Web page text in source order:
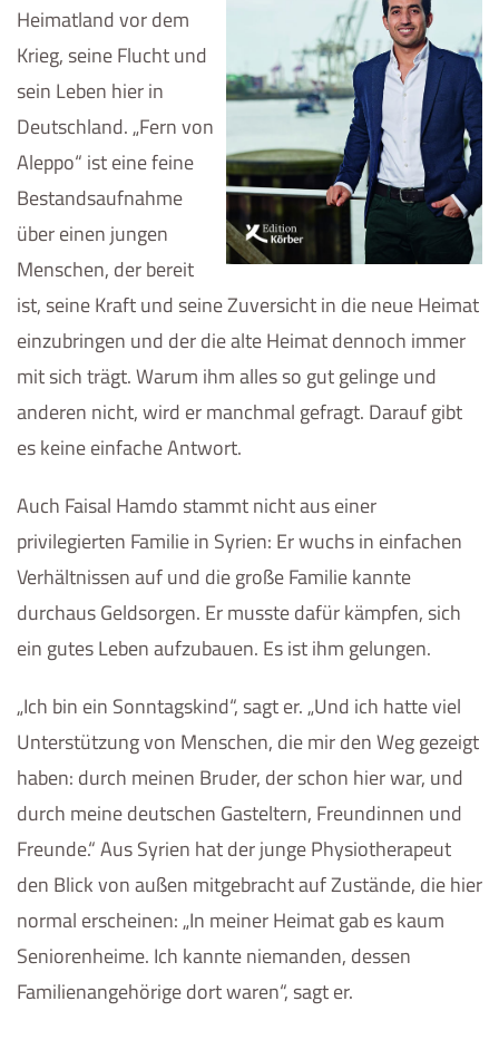
Heimatland vor dem
Krieg, seine Flucht und
sein Leben hier in
Deutschland. „Fern von
Aleppo“ ist eine feine
Bestandsaufnahme
über einen jungen
Menschen, der bereit
ist, seine Kraft und seine Zuversicht in die neue Heimat
einzubringen und der die alte Heimat dennoch immer
mit sich trägt. Warum ihm alles so gut gelinge und
anderen nicht, wird er manchmal gefragt. Darauf gibt
es keine einfache Antwort.
Auch Faisal Hamdo stammt nicht aus einer
privilegierten Familie in Syrien: Er wuchs in einfachen
Verhältnissen auf und die große Familie kannte
durchaus Geldsorgen. Er musste dafür kämpfen, sich
ein gutes Leben aufzubauen. Es ist ihm gelungen.
„Ich bin ein Sonntagskind“, sagt er. „Und ich hatte viel
Unterstützung von Menschen, die mir den Weg gezeigt
haben: durch meinen Bruder, der schon hier war, und
durch meine deutschen Gasteltern, Freundinnen und
Freunde.“ Aus Syrien hat der junge Physiotherapeut
den Blick von außen mitgebracht auf Zustände, die hier
normal erscheinen: „In meiner Heimat gab es kaum
Seniorenheime. Ich kannte niemanden, dessen
Familienangehörige dort waren“, sagt er.